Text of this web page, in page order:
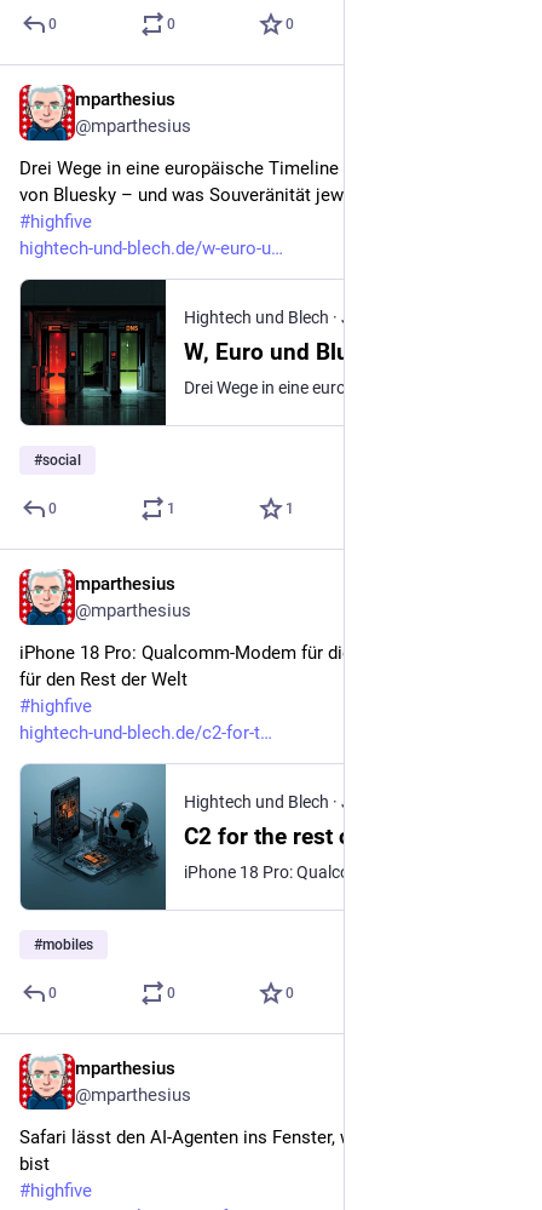
0 0 0
mparthesius
@mparthesius
Drei Wege in eine europäische Timeline auf dem AT-Protokoll
von Bluesky – und was Souveränität jeweils wirklich bedeutet
#highfive
hightech-und-blech.de/w-euro-u
Hightech und Blech · Jul 8
W, Euro und Blue
#social
0 1 1
mparthesius
@mparthesius
iPhone 18 Pro: Qualcomm-Modem für die Heimat, Apple C2
für den Rest der Welt
#highfive
hightech-und-blech.de/c2-for-t
Hightech und Blech · Jul 7
C2 for the rest of us
#mobiles
0 0 0
mparthesius
@mparthesius
Safari lässt den AI-Agenten ins Fenster, wenn Du Entwickler
bist
#highfive